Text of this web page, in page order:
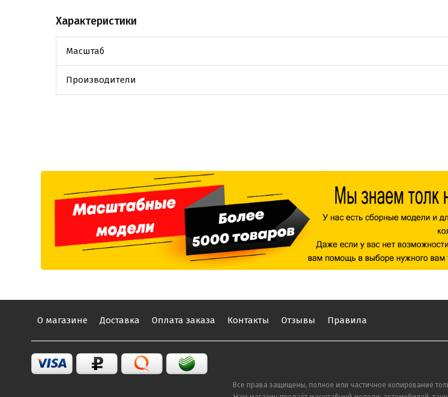
Характеристики
Масштаб
Производители
О магазине Доставка Оплата заказа Контакты Отзывы Правила
Все права защищены, полное или частичное копирование